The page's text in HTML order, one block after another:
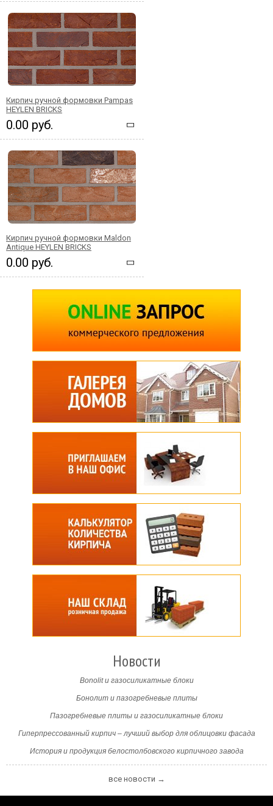
Кирпич ручной формовки Pampas
HEYLEN BRICKS
0.00 руб.
Кирпич ручной формовки Maldon
Antique HEYLEN BRICKS
0.00 руб.
Новости
Bonolit и газосиликатные блоки
Бонолит и пазогребневые плиты
Пазогребневые плиты и газосиликатные блоки
Гиперпрессованный кирпич – лучший выбор для облицовки фасада
История и продукция белостолбовского кирпичного завода
все новости →